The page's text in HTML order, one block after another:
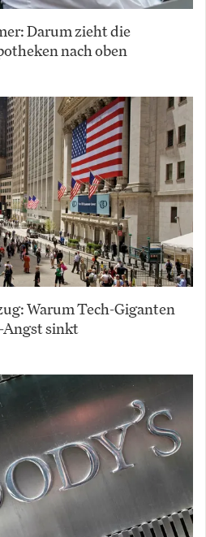
Darum zieht die
nach oben
Warum Tech-Giganten
Angst sinkt